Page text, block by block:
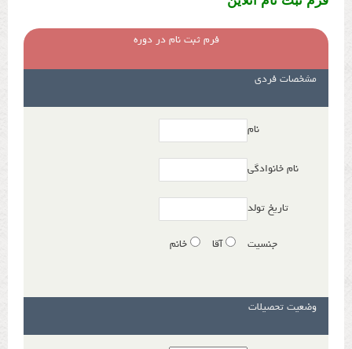
فرم ثبت نام در دوره
مشخصات فردی
نام
نام خانوادگی
تاریخ تولد
جنسیت آقا خانم
وضعیت تحصیلات